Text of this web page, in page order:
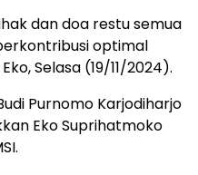
dan doa restu semua
optimal
Selasa (19/11/2024).
Purnomo Karjodiharjo
Eko Suprihatmoko